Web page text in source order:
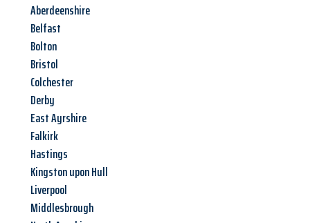
Aberdeenshire
Belfast
Bolton
Bristol
Colchester
Derby
East Ayrshire
Falkirk
Hastings
Kingston upon Hull
Liverpool
Middlesbrough